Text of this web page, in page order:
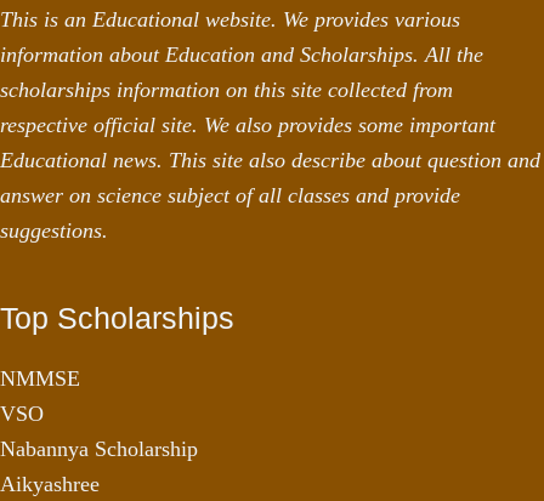
This is an Educational website. We provides various
information about Education and Scholarships. All the
scholarships information on this site collected from
respective official site. We also provides some important
Educational news. This site also describe about question and
answer on science subject of all classes and provide
suggestions.
Top Scholarships
NMMSE
VSO
Nabannya Scholarship
Aikyashree